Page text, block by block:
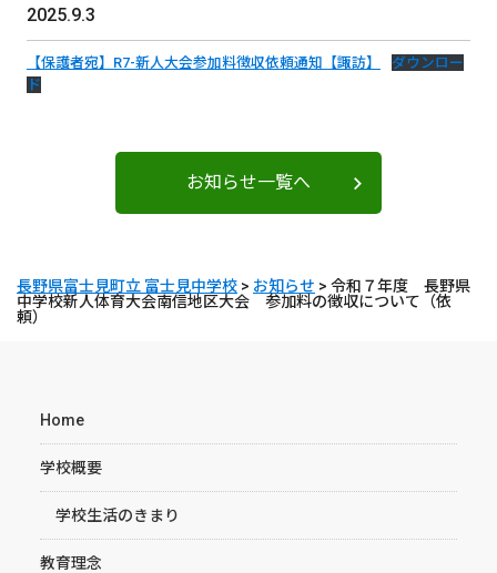
2025.9.3
【保護者宛】R7-新人大会参加料徴収依頼通知【諏訪】
ダウンロー
ド
お知らせ一覧へ
長野県富士見町立 富士見中学校 > お知らせ > 令和７年度 長野県
中学校新人体育大会南信地区大会 参加料の徴収について（依
頼）
Home
学校概要
学校生活のきまり
教育理念